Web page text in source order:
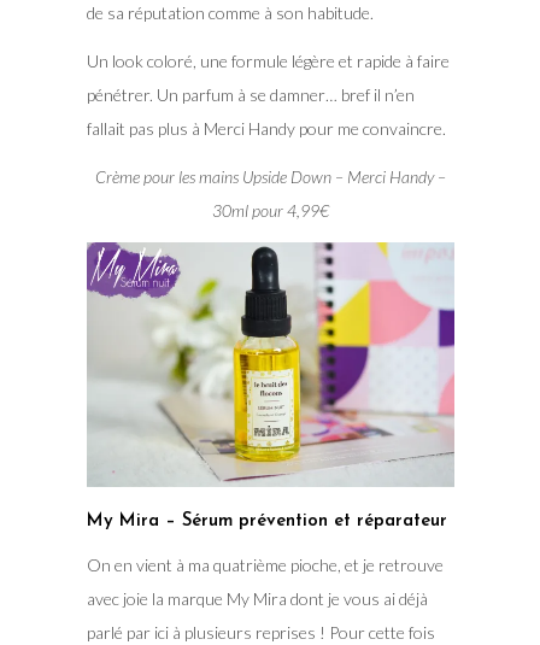
de sa réputation comme à son habitude.
Un look coloré, une formule légère et rapide à faire
pénétrer. Un parfum à se damner… bref il n’en
fallait pas plus à Merci Handy pour me convaincre.
Crème pour les mains Upside Down – Merci Handy –
30ml pour 4,99€
My Mira – Sérum prévention et réparateur
On en vient à ma quatrième pioche, et je retrouve
avec joie la marque My Mira dont je vous ai déjà
parlé par ici à plusieurs reprises ! Pour cette fois